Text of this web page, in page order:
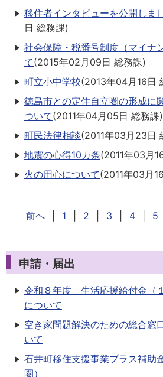
移住者インタビューを公開しま
日 総務課)
社会保障・税番号制度（マイナ
て(2015年02月09日 総務課)
町立小中学校(2013年04月16日
徳島市との定住自立圏の形成に
ついて(2011年04月05日 総務課)
町民法律相談(2011年03月23日
地震の心得10カ条(2011年03月
火の用心について(2011年03月
前へ 1 2 3 4 5
申請・届出
令和８年度 生活応援給付金（
について
空き家問題解決のための総合窓
いて
石井町移住支援事業プラス補助
圏）